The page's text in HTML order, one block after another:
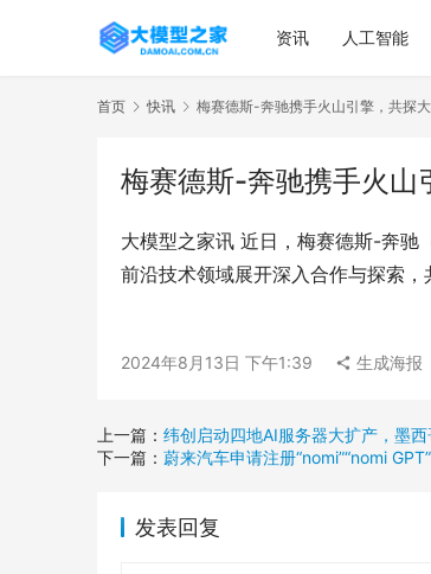
资讯 人工智能
首页 快讯 梅赛德斯-奔驰携手火山引擎，共探
梅赛德斯-奔驰携手火山
大模型之家讯 近日，梅赛德斯-奔驰
前沿技术领域展开深入合作与探索，
2024年8月13日 下午1:39 生成海报
上一篇： 纬创启动四地AI服务器大扩产，墨
下一篇： 蔚来汽车申请注册“nomi”“nomi
发表回复